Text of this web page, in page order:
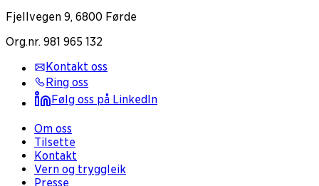
Fjellvegen 9, 6800 Førde
Org.nr. 981 965 132
Kontakt oss
Ring oss
Følg oss på LinkedIn
Om oss
Tilsette
Kontakt
Vern og tryggleik
Presse